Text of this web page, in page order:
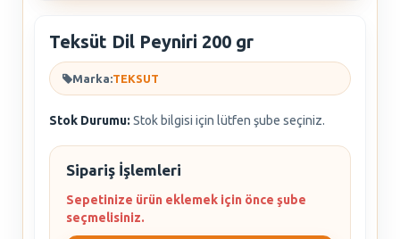
Teksüt Dil Peyniri 200 gr
Marka:TEKSUT
Stok Durumu: Stok bilgisi için lütfen şube seçiniz.
Sipariş İşlemleri
Sepetinize ürün eklemek için önce şube
seçmelisiniz.